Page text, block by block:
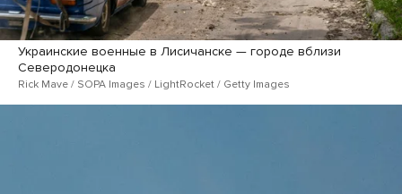
Украинские военные в Лисичанске — городе вблизи
Северодонецка
Rick Mave / SOPA Images / LightRocket / Getty Images